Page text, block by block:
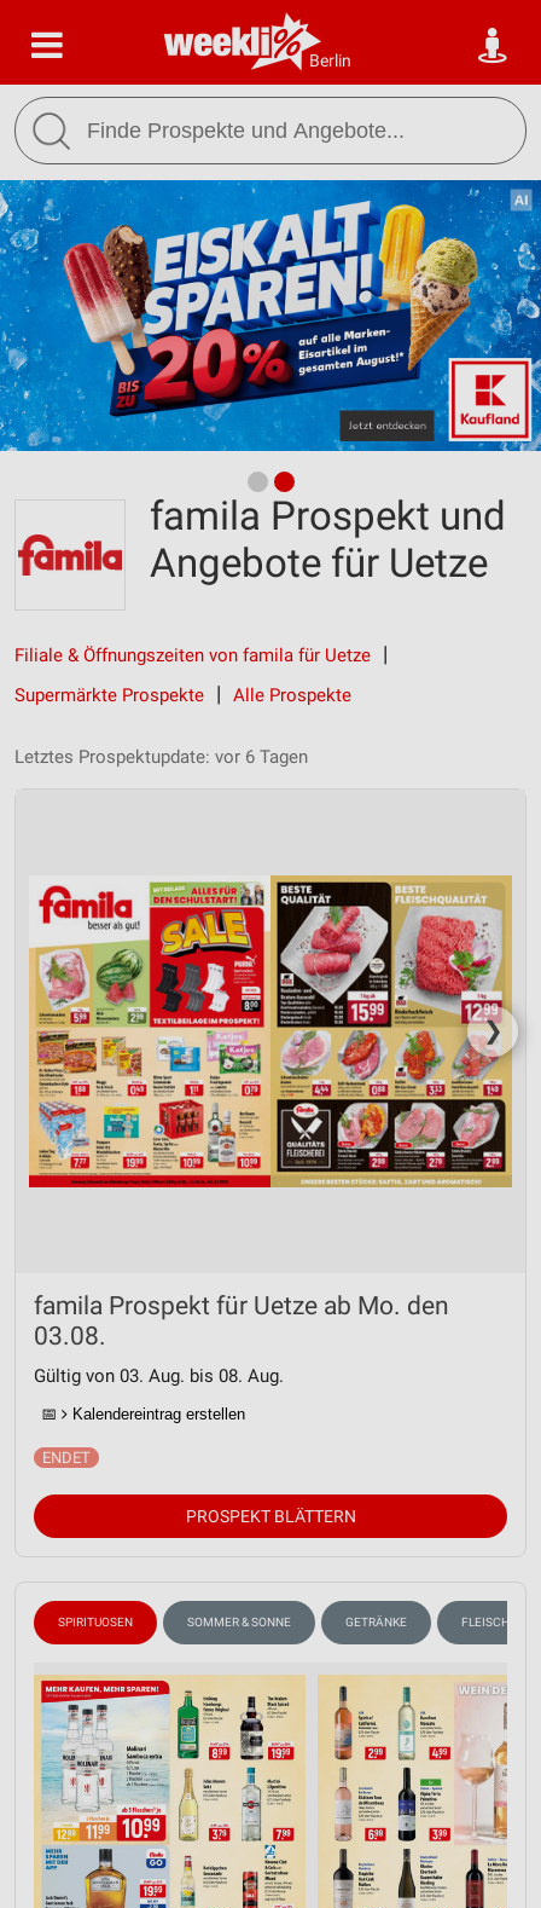
Berlin
famila Prospekt und
Angebote für Uetze
Filiale & Öffnungszeiten von famila für Uetze
Supermärkte Prospekte
Alle Prospekte
Letztes Prospektupdate: vor 6 Tagen
❯
famila Prospekt für Uetze ab Mo. den
03.08.
Gültig von 03. Aug. bis 08. Aug.
📅 Kalendereintrag erstellen
PROSPEKT BLÄTTERN
SPIRITUOSEN SOMMER & SONNE GETRÄNKE FLEISCH &